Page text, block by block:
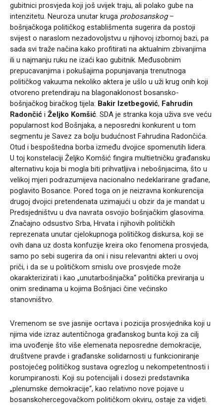
gubitnici prosvjeda koji još uvijek traju, ali polako gube na
intenzitetu. Neuroza unutar kruga probosanskog–
bošnjačkoga političkog establišmenta sugerira da postoji
svijest o naraslom nezadovoljstvu u njihovoj izbornoj bazi, pa
sada svi traže načina kako profitirati na aktualnim zbivanjima
ili u najmanju ruku ne izaći kao gubitnik. Međusobnim
prepucavanjima i pokušajima popunjavanja trenutnoga
političkog vakuuma nekoliko aktera je ušlo u uži krug onih koji
otvoreno pretendiraju na blagonaklonost bosansko-
bošnjačkog biračkog tijela: Bakir Izetbegović, Fahrudin
Radončić i Željko Komšić. SDA je stranka koja uživa sve veću
popularnost kod Bošnjaka, a neposredni konkurent u tom
segmentu je Savez za bolju budućnost Fahrudina Radončića.
Otud i bespoštedna borba između dvojice spomenutih lidera.
U toj konstelaciji Željko Komšić fingira multietničku građansku
alternativu koja bi mogla biti prihvatljiva i nebošnjacima, što u
velikoj mjeri podrazumijeva nacionalno nedeklarirane građane,
poglavito Bosance. Pored toga on je neizravna konkurencija
drugoj dvojici pretendenata uzimajući u obzir da je mandat u
Predsjedništvu u dva navrata osvojio bošnjačkim glasovima.
Značajno odsustvo Srba, Hrvata i njihovih političkih
reprezenata unutar cjelokupnoga političkog diskursa, koji se
ovih dana uz dosta konfuzije kreira oko fenomena prosvjeda,
samo po sebi sugerira da oni i nisu relevantni akteri u ovoj
priči, i da se u političkom smislu ove prosvjede može
okarakterizirati i kao „unutarbošnjačka“ politička previranja u
onim sredinama u kojima Bošnjaci čine većinsko
stanovništvo.
Vremenom se sve jasnije ocrtava i pozicija prosvjednika koji u
njima vide izraz autentičnoga građanskog bunta koji za cilj
ima uvođenje što više elemenata neposredne demokracije,
društvene pravde i građanske solidarnosti u funkcioniranje
postojećeg političkog sustava ogrezlog u nekompetentnosti i
korumpiranosti. Koji su potencijali i dosezi predstavnika
„plenumske demokracije“, kao relativno nove pojave u
bosanskohercegovačkom političkom okviru, ostaje za vidjeti.